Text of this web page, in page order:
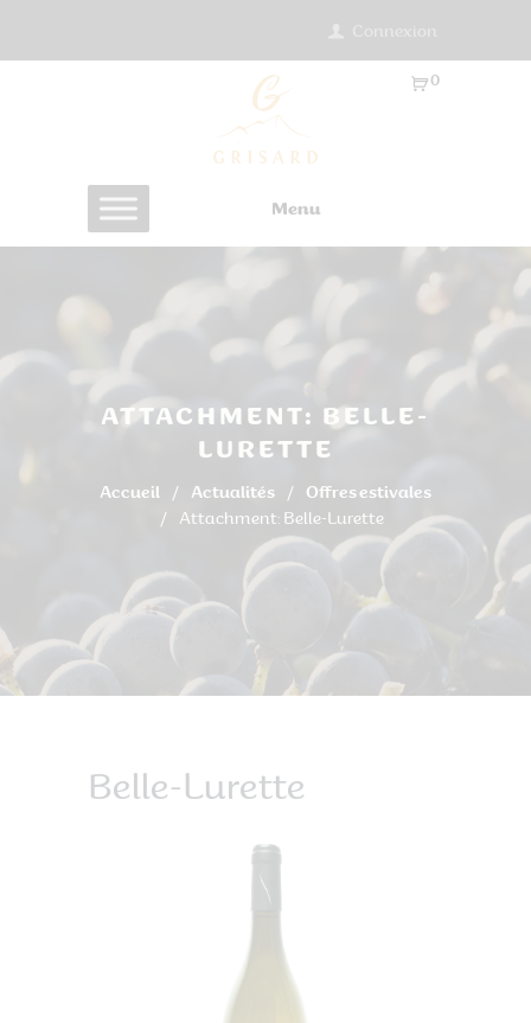
Menu
0
€
ATTACHMENT: BELLE-
LURETTE
Accueil Actualités
Offres estivales
Attachment: Belle-Lurette
Belle-Lurette